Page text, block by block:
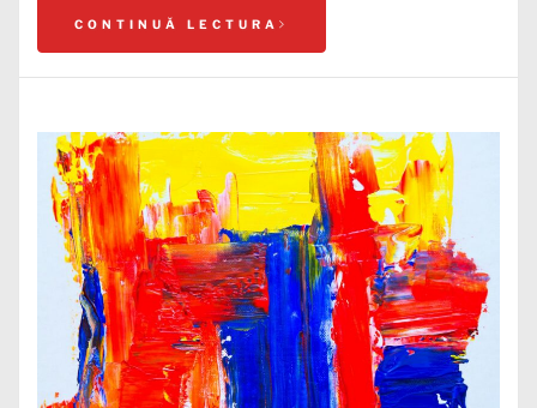
CONTINUĂ LECTURA